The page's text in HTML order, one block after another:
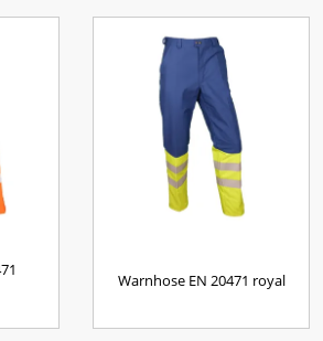
Warnhose EN 20471 royal